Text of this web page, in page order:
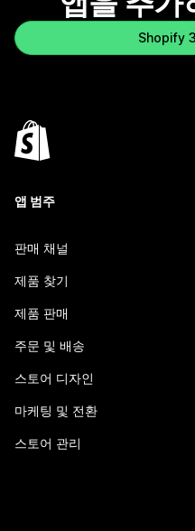
Shopify
앱 범주
판매 채널
제품 찾기
제품 판매
주문 및 배송
스토어 디자인
마케팅 및 전환
스토어 관리